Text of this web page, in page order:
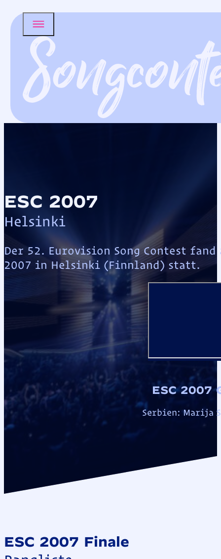
ESC 2007
Helsinki
Der 52. Eurovision Song Contest fand
2007 in Helsinki (Finnland) statt.
ESC 2007
Serbien: Marija
ESC 2007 Finale